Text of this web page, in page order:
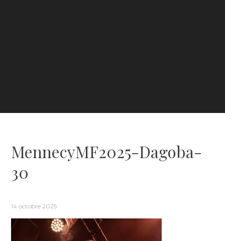
MennecyMF2025-Dagoba-
30
14 octobre 2025